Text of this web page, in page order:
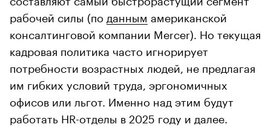
рабочей силы (по данным американской
консалтинговой компании Mercer). Но текущая
кадровая политика часто игнорирует
потребности возрастных людей, не предлагая
им гибких условий труда, эргономичных
офисов или льгот. Именно над этим будут
работать HR-отделы в 2025 году и далее.